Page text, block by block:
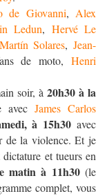
de Giovanni, Alex
Ledun, Hervé Le
Martín Solares,Jean-
de moto,Henri
soir, à 20h30 à la
avec James Carlos
à 15h30 avec
de la violence. Et je
et tueurs en
matin à 11h30(le
complet, vous